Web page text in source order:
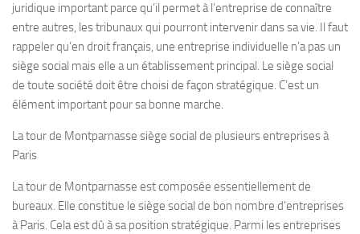
juridique important parce qu’il permet à l’entreprise de connaître
entre autres, les tribunaux qui pourront intervenir dans sa vie. Il faut
rappeler qu’en droit français, une entreprise individuelle n’a pas un
siège social mais elle a un établissement principal. Le siège social
de toute société doit être choisi de façon stratégique. C’est un
élément important pour sa bonne marche.
La tour de Montparnasse siège social de plusieurs entreprises à
Paris
La tour de Montparnasse est composée essentiellement de
bureaux. Elle constitue le siège social de bon nombre d’entreprises
à Paris. Cela est dû à sa position stratégique. Parmi les entreprises